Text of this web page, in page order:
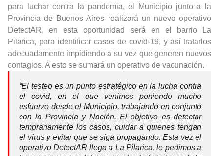
para luchar contra la pandemia, el Municipio junto a la
Provincia de Buenos Aires realizará un nuevo operativo
DetectAR, en esta oportunidad será en el barrio La
Pilarica, para identificar casos de covid-19, y así tratarlos
adecuadamente impidiendo a su vez que generen nuevos
contagios. A esto se sumará un operativo de vacunación.
“El testeo es un punto estratégico en la lucha contra
el covid, en el que venimos poniendo mucho
esfuerzo desde el Municipio, trabajando en conjunto
con la Provincia y Nación. El objetivo es detectar
tempranamente los casos, cuidar a quienes tengan
el virus y evitar que se siga propagando. Esta vez el
operativo DetectAR llega a La Pilarica, le pedimos a